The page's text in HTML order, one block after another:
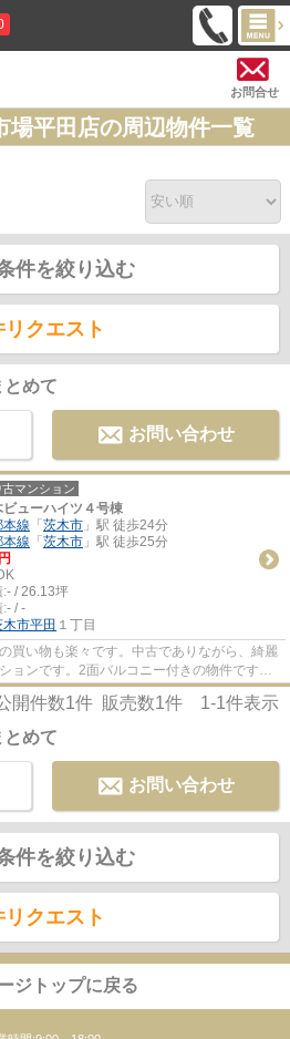
お問合せ
場平田店の周辺物件一覧
件を絞り込む
リクエスト
めて
お問い合わせ
マンション
ビューハイツ４号棟
本線 「 茨木市 」駅 徒歩24分
本線 「 茨木市 」駅 徒歩25分
- / 26.13坪
- / -
木市平田 １丁目
買い物も楽々です。中古でありながら、綺麗
ョンです。2面バルコニー付きの物件です。
の生活にも十分...
開件数1件 販売数1件 1-1件表示
めて
お問い合わせ
件を絞り込む
リクエスト
ジトップに戻る